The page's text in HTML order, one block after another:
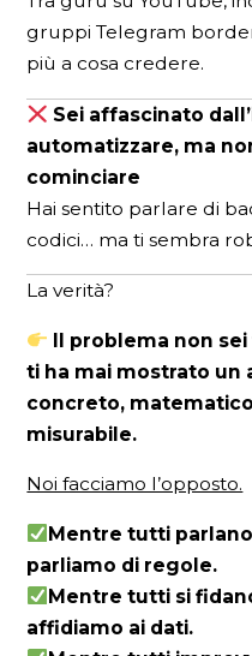
gruppi Telegram
più a cosa credere.
Sei affascinato
automatizzare, ma
cominciare
Hai sentito parlare di
codici… ma ti sembra
La verità?
Il problema non sei
ti ha mai mostrato un
concreto,
misurabile.
Noi facciamo l’opposto.
Mentre tutti
parliamo di regole.
Mentre tutti si
affidiamo ai dati.